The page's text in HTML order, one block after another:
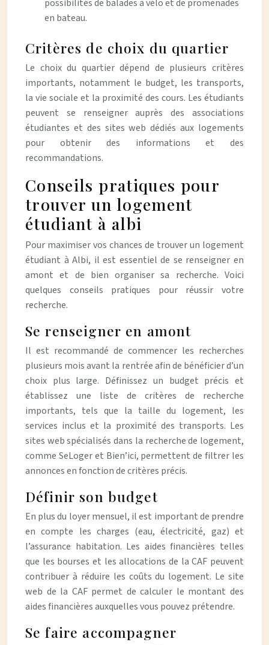
possibilités de balades à vélo et de promenades
en bateau.
Critères de choix du quartier
Le choix du quartier dépend de plusieurs critères
importants, notamment le budget, les transports,
la vie sociale et la proximité des cours. Les étudiants
peuvent se renseigner auprès des associations
étudiantes et des sites web dédiés aux logements
pour obtenir des informations et des
recommandations.
Conseils pratiques pour
trouver un logement
étudiant à albi
Pour maximiser vos chances de trouver un logement
étudiant à Albi, il est essentiel de se renseigner en
amont et de bien organiser sa recherche. Voici
quelques conseils pratiques pour réussir votre
recherche.
Se renseigner en amont
Il est recommandé de commencer les recherches
plusieurs mois avant la rentrée afin de bénéficier d’un
choix plus large. Définissez un budget précis et
établissez une liste de critères de recherche
importants, tels que la taille du logement, les
services inclus et la proximité des transports. Les
sites web spécialisés dans la recherche de logement,
comme SeLoger et Bien’ici, permettent de filtrer les
annonces en fonction de critères précis.
Définir son budget
En plus du loyer mensuel, il est important de prendre
en compte les charges (eau, électricité, gaz) et
l’assurance habitation. Les aides financières telles
que les bourses et les allocations de la CAF peuvent
contribuer à réduire les coûts du logement. Le site
web de la CAF permet de calculer le montant des
aides financières auxquelles vous pouvez prétendre.
Se faire accompagner